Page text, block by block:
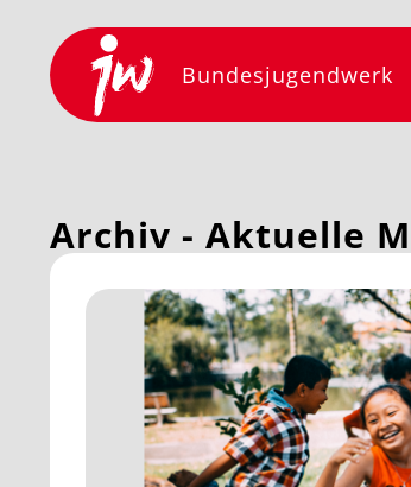
Bundesjugendwerk
Archiv - Aktuelle